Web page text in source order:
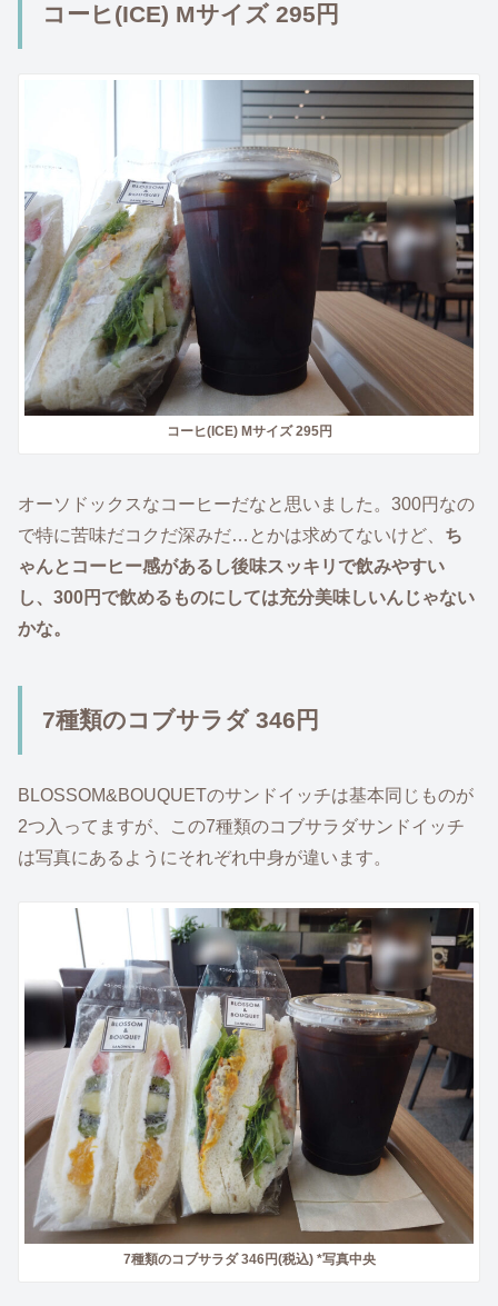
コーヒ(ICE) Mサイズ 295円
コーヒ(ICE) Mサイズ 295円
オーソドックスなコーヒーだなと思いました。300円なの
で特に苦味だコクだ深みだ…とかは求めてないけど、 ち
ゃんとコーヒー感があるし後味スッキリで飲みやすい
し、300円で飲めるものにしては充分美味しいんじゃない
かな。
7種類のコブサラダ 346円
BLOSSOM&BOUQUETのサンドイッチは基本同じものが
2つ入ってますが、この7種類のコブサラダサンドイッチ
は写真にあるようにそれぞれ中身が違います。
7種類のコブサラダ 346円(税込) *写真中央